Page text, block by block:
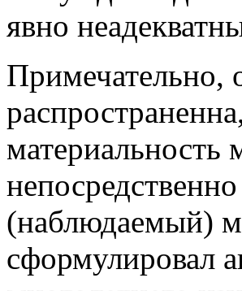
явно
Примечательно,
материальность
(наблюдаемый)
сформулировал